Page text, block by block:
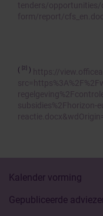
tenders/
form/report/
( [2] )
https://
subsidies%2Fhorizon-
Kalender vorming
Gepubliceerde